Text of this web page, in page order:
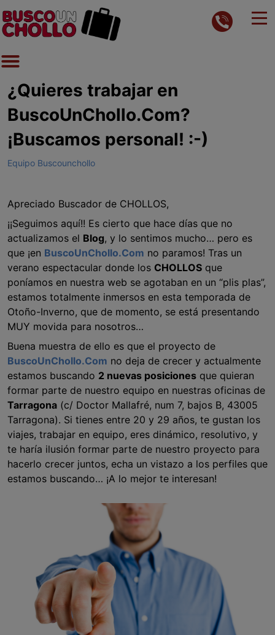
¿Quieres trabajar en
BuscoUnChollo.Com?
¡Buscamos personal! :-)
Equipo Buscounchollo
Apreciado Buscador de CHOLLOS,
¡¡Seguimos aquí!! Es cierto que hace días que no
actualizamos el Blog, y lo sentimos mucho… pero es
que ¡en BuscoUnChollo.Com no paramos! Tras un
verano espectacular donde los CHOLLOS que
poníamos en nuestra web se agotaban en un “plis plas”,
estamos totalmente inmersos en esta temporada de
Otoño-Inverno, que de momento, se está presentando
MUY movida para nosotros…
Buena muestra de ello es que el proyecto de
BuscoUnChollo.Com no deja de crecer y actualmente
estamos buscando 2 nuevas posiciones que quieran
formar parte de nuestro equipo en nuestras oficinas de
Tarragona (c/ Doctor Mallafré, num 7, bajos B, 43005
Tarragona). Si tienes entre 20 y 29 años, te gustan los
viajes, trabajar en equipo, eres dinámico, resolutivo, y
te haría ilusión formar parte de nuestro proyecto para
hacerlo crecer juntos, echa un vistazo a los perfiles que
estamos buscando… ¡A lo mejor te interesan!